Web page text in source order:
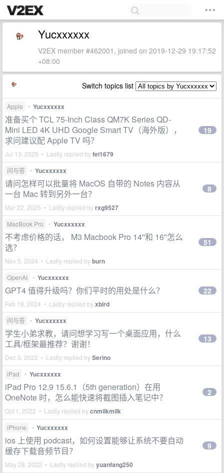
Yucxxxxxx
V2EX member #462001, joined on 2019-12-29 19:17:52
+08:00
Switch topics list
Apple • Yucxxxxxx
准备买个 TCL 75-Inch Class QM7K Series QD-
Mini LED 4K UHD Google Smart TV（海外版），
求问建议配 Apple TV 吗？
Jul 13, 2025 • Lastly replied byfei1679
19
问与答 • Yucxxxxxx
请问怎样可以批量将 MacOS 自带的 Notes 内容从
一台 Mac 转到另外一台？
Mar 22, 2025 • Lastly replied byrxg9527
8
MacBook Pro • Yucxxxxxx
不考虑价格的话， M3 Macbook Pro 14''和 16''怎么
选？
Nov 5, 2024 • Lastly replied byburn
51
OpenAI • Yucxxxxxx
GPT4 值得升级吗？你们平时的用处是什么？
Feb 19, 2024 • Lastly replied byxbird
22
问与答 • Yucxxxxxx
学生小弟求教，请问想学习写一个桌面应用，什么
工具/框架最推荐？谢谢！
Dec 3, 2022 • Lastly replied bySerino
13
iPad • Yucxxxxxx
iPad Pro 12.9 15.6.1（5th generation）在用
OneNote 时，怎么能快速将截图插入笔记中？
Oct 1, 2022 • Lastly replied bycnmilkmilk
2
iPhone • Yucxxxxxx
ios 上使用 podcast，如何设置能够让系统不要自动
缓存下载音频节目？
May 28, 2022 • Lastly replied byyuanfang250
9